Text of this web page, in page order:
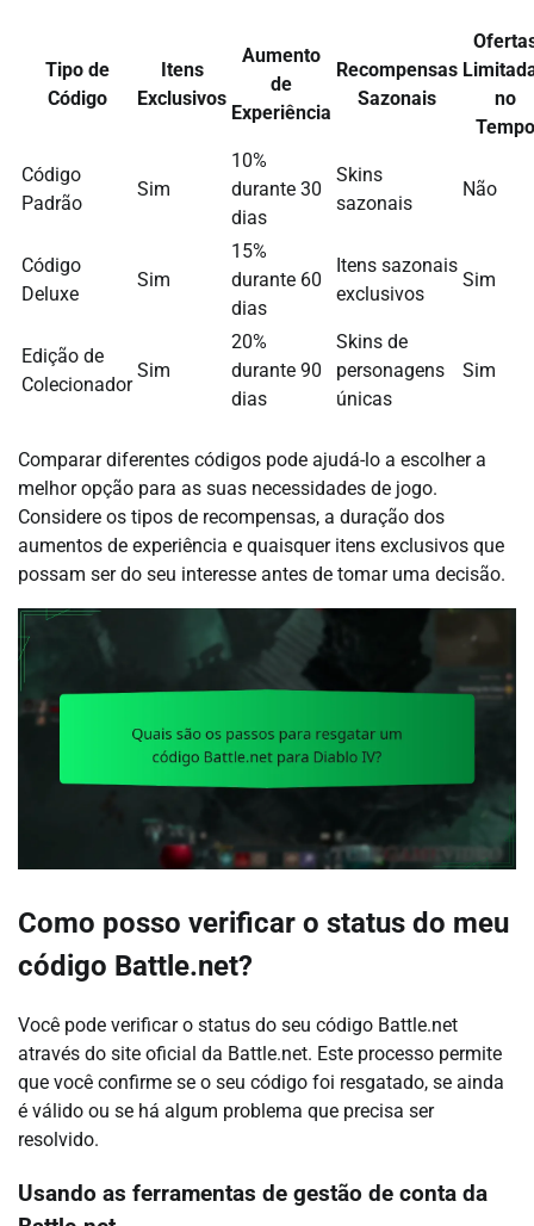
Tipo de
Código
Itens
Exclusivos
Aumento
de
Experiência
Recompensas
Sazonais
no
Tempo
Código
Padrão
Sim
10%
durante 30
dias
Skins
sazonais
Não
Código
Deluxe
Sim
15%
durante 60
dias
Itens sazonais
exclusivos
Sim
Edição de
Colecionador
Sim
20%
durante 90
dias
Skins de
personagens
únicas
Sim
Comparar diferentes códigos pode ajudá-lo a escolher a
melhor opção para as suas necessidades de jogo.
Considere os tipos de recompensas, a duração dos
aumentos de experiência e quaisquer itens exclusivos que
possam ser do seu interesse antes de tomar uma decisão.
Como posso verificar o status do meu
código Battle.net?
Você pode verificar o status do seu código Battle.net
através do site oficial da Battle.net. Este processo permite
que você confirme se o seu código foi resgatado, se ainda
é válido ou se há algum problema que precisa ser
resolvido.
Usando as ferramentas de gestão de conta da